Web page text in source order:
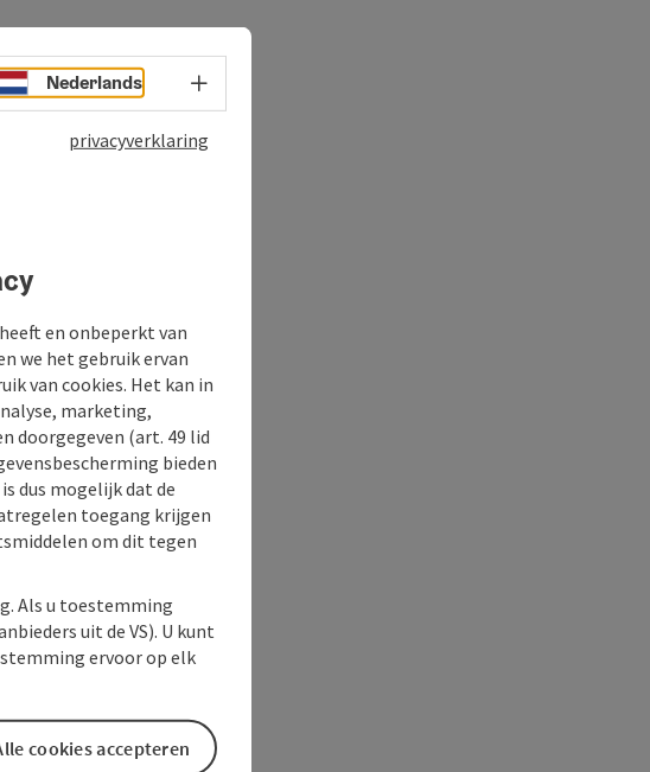
Nederlands Taalkeuze - menu openen
privacyverklaring
en onbeperkt van
we het gebruik ervan
van cookies. Het kan in
marketing,
doorgegeven (art. 49 lid
bieden
dus mogelijk dat de
toegang krijgen
om dit tegen
Als u toestemming
uit de VS). U kunt
ervoor op elk
cookies accepteren